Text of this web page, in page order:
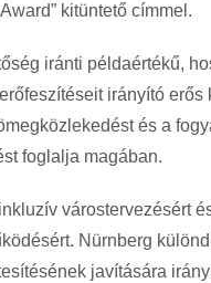
kitüntető címmel.
iránti példaértékű,
irányító erős
és a
foglalja magában.
várostervezésért
Nürnberg
javítására